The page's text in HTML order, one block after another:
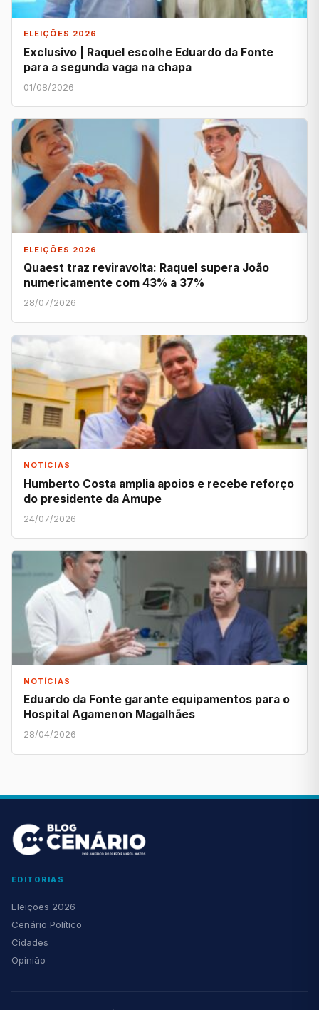
ELEIÇÕES 2026
Exclusivo | Raquel escolhe Eduardo da Fonte
para a segunda vaga na chapa
01/08/2026
ELEIÇÕES 2026
Quaest traz reviravolta: Raquel supera João
numericamente com 43% a 37%
28/07/2026
NOTÍCIAS
Humberto Costa amplia apoios e recebe reforço
do presidente da Amupe
24/07/2026
NOTÍCIAS
Eduardo da Fonte garante equipamentos para o
Hospital Agamenon Magalhães
28/04/2026
EDITORIAS
Eleições 2026
Cenário Político
Cidades
Opinião